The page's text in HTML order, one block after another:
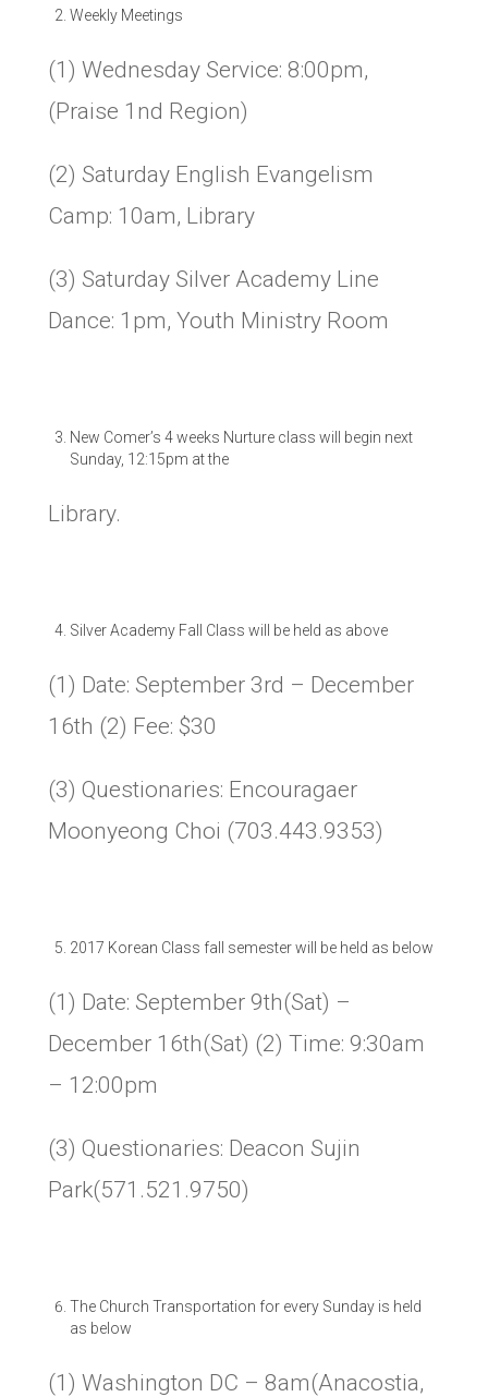
Weekly Meetings
(1) Wednesday Service: 8:00pm,
(Praise 1nd Region)
(2) Saturday English Evangelism
Camp: 10am, Library
(3) Saturday Silver Academy Line
Dance: 1pm, Youth Ministry Room
New Comer’s 4 weeks Nurture class will begin next
Sunday, 12:15pm at the
Library.
Silver Academy Fall Class will be held as above
(1) Date: September 3rd – December
16th (2) Fee: $30
(3) Questionaries: Encouragaer
Moonyeong Choi (703.443.9353)
2017 Korean Class fall semester will be held as below
(1) Date: September 9th(Sat) –
December 16th(Sat) (2) Time: 9:30am
– 12:00pm
(3) Questionaries: Deacon Sujin
Park(571.521.9750)
The Church Transportation for every Sunday is held
as below
(1) Washington DC – 8am(Anacostia,